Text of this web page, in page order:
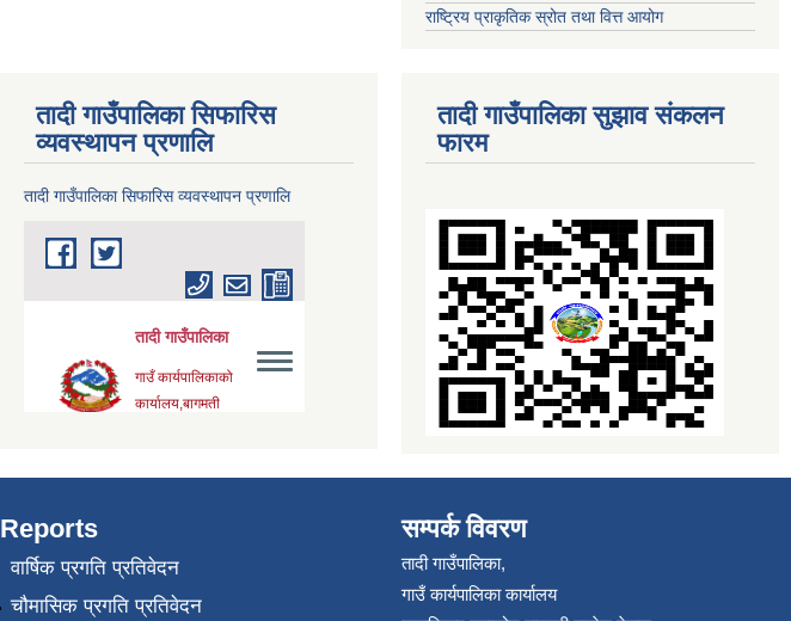
राष्ट्रिय प्राकृतिक स्रोत तथा वित्त आयोग
तादी गाउँपालिका सिफारिस
व्यवस्थापन प्रणालि
तादी गाउँपालिका सिफारिस व्यवस्थापन प्रणालि
तादी गाउँपालिका सुझाव संकलन
फारम
Reports
वार्षिक प्रगति प्रतिवेदन
चौमासिक प्रगति प्रतिवेदन
सम्पर्क विवरण
तादी गाउँपालिका,
गाउँ कार्यपालिका कार्यालय